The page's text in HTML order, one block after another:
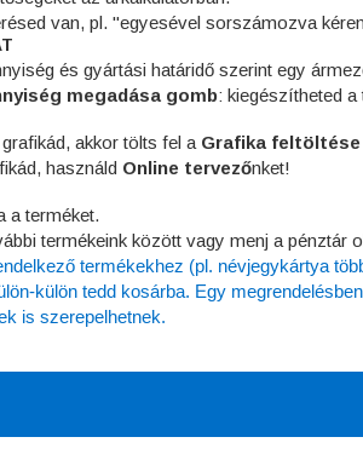
van, pl. "egyesével sorszámozva
és gyártási határidő szerint egy
megadása gomb: kiegészítheted
akkor tölts fel a Grafika feltöltése
használd Online tervezőnket!
a terméket.
termékeink között vagy menj a pénztár
termékekhez (pl. névjegykártya
külön tedd kosárba. Egy
is szerepelhetnek.